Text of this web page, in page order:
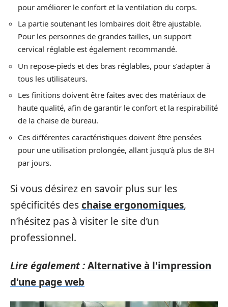
pour améliorer le confort et la ventilation du corps.
La partie soutenant les lombaires doit être ajustable.
Pour les personnes de grandes tailles, un support
cervical réglable est également recommandé.
Un repose-pieds et des bras réglables, pour s’adapter à
tous les utilisateurs.
Les finitions doivent être faites avec des matériaux de
haute qualité, afin de garantir le confort et la respirabilité
de la chaise de bureau.
Ces différentes caractéristiques doivent être pensées
pour une utilisation prolongée, allant jusqu’à plus de 8H
par jours.
Si vous désirez en savoir plus sur les
spécificités deschaise ergonomiques,
n’hésitez pas à visiter le site d’un
professionnel.
Lire également :Alternative à l'impression
d'une page web